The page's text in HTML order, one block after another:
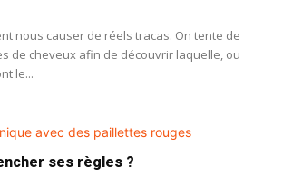
nous causer de réels tracas. On tente de
de cheveux afin de découvrir laquelle, ou
le...
ses règles ?